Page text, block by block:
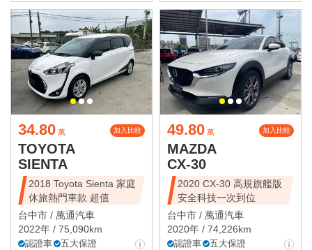
34.80 萬 加入比較
TOYOTA
SIENTA
2018 Toyota Sienta 家庭
休旅熱門車款 超值
台中市 / 萬通汽車
2022年 / 75,090km
認證車
五大保證
49.80 萬 加入比較
MAZDA
CX-30
2020 CX-30 高規旗艦版
安全科技一次到位
台中市 / 萬通汽車
2020年 / 74,226km
認證車
五大保證